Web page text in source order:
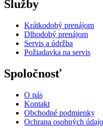
Služby
Krátkodobý prenájom
Dlhodobý prenájom
Servis a údržba
Požiadavka na servis
Spoločnosť
O nás
Kontakt
Obchodné podmienky
Ochrana osobných